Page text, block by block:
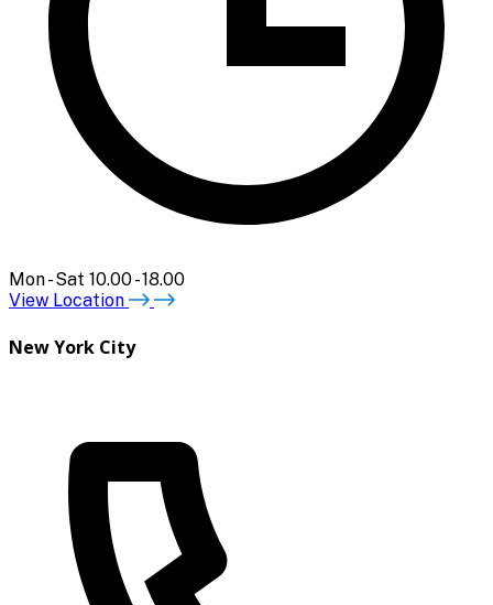
Mon - Sat 10.00 - 18.00
View Location
New York City